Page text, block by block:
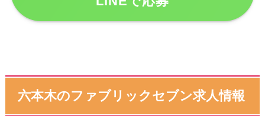
六本木のファブリックセブン求人情報